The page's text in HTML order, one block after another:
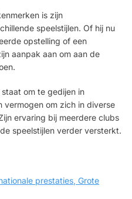
is zijn
speelstijlen. Of hij nu
opstelling of een
aanpak aan om aan de
om te gedijen in
vermogen om zich in diverse
ervaring bij meerdere clubs
speelstijlen verder versterkt.
prestaties, Grote